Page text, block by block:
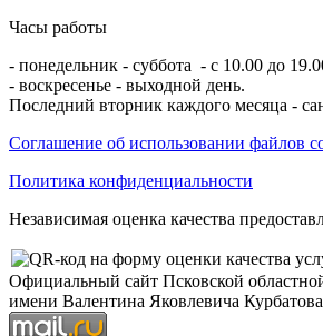
Часы работы
- понедельник - суббота - с 10.00 до
- воскресенье - выходной день.
Последний вторник каждого месяца -
Соглашение об использовании файлов
Политика конфиденциальности
Независимая оценка качества
Официальный сайт Псковской
имени Валентина Яковлевича Курбатова